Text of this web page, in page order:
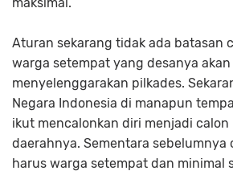
Aturan sekarang tidak ada batasan
warga setempat yang desanya akan
menyelenggarakan pilkades.
Negara Indonesia di manapun
ikut mencalonkan diri menjadi calon
daerahnya. Sementara sebelumnya
harus warga setempat dan minimal